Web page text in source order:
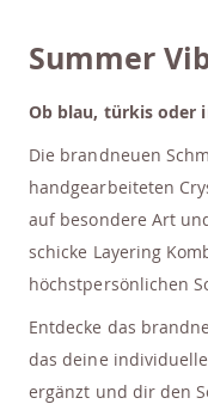
Summer
Ob blau, türkis oder
Die brandneuen
handgearbeiteten
auf besondere Art
schicke Layering
höchstpersönlichen
Entdecke das
das deine
ergänzt und dir den